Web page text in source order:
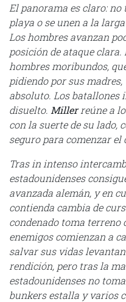
El panorama es claro:
playa o se unen a la
Los hombres avanzan
posición de ataque
hombres moribundos,
pidiendo por sus
absoluto. Los batallones
disuelto. Millerreúne a
con la suerte de su lado,
seguro para comenzar el
Tras in intenso
estadounidenses
avanzada alemán, y en
contienda cambia de
condenado toma terreno
enemigos comienzan a
salvar sus vidas
rendición, pero tras la
estadounidenses no
bunkers estalla y varios